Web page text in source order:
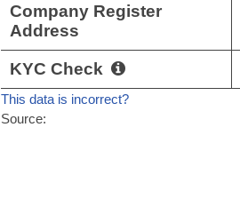
Company Register
Address
KYC Check
This data is incorrect?
Source: